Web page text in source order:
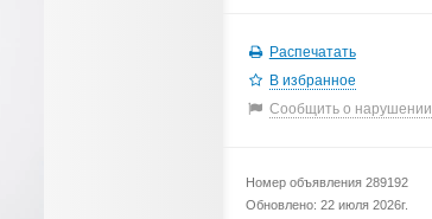
Распечатать
В избранное
Сообщить о нарушении
Номер объявления 289192
Обновлено: 22 июля 2026г.